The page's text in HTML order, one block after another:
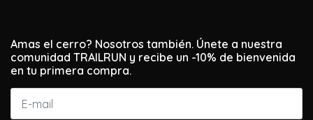
Amas el cerro? Nosotros también. Únete a nuestra
comunidad TRAILRUN y recibe un -10% de bienvenida
en tu primera compra.